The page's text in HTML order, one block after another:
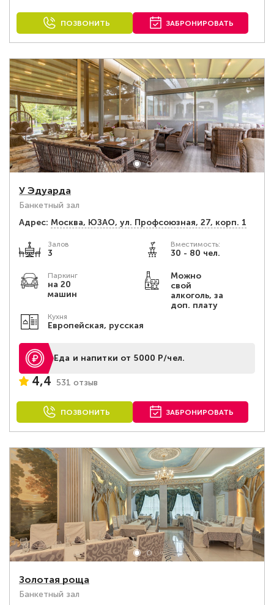
ПОЗВОНИТЬ ЗАБРОНИРОВАТЬ
У Эдуарда
Банкетный зал
Адрес: Москва, ЮЗАО, ул. Профсоюзная, 27, корп. 1
Залов
3
Вместимость:
30 - 80 чел.
Паркинг
на 20
машин
Можно
свой
алкоголь, за
доп. плату
Кухня
Европейская, русская
Еда и напитки от 5000 Р/чел.
4,4 531 отзыв
ПОЗВОНИТЬ ЗАБРОНИРОВАТЬ
Золотая роща
Банкетный зал